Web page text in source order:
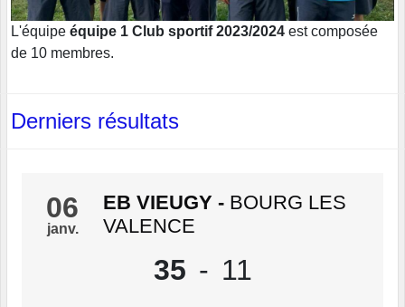
L'équipe équipe 1 Club sportif 2023/2024 est composée
de 10 membres.
Derniers résultats
06
janv.
EB VIEUGY - BOURG LES
VALENCE
35 - 11